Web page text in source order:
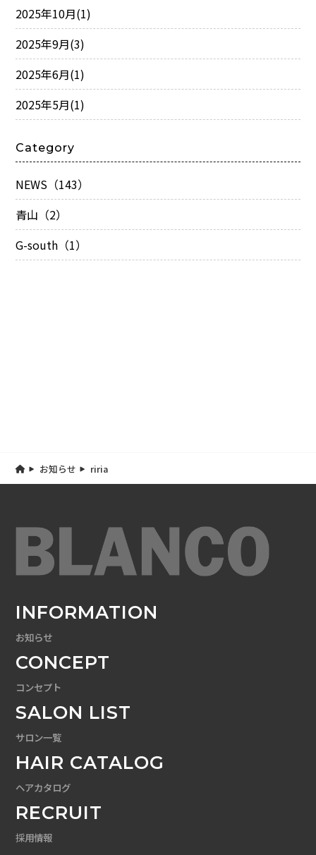
2025年10月(1)
2025年9月(3)
2025年6月(1)
2025年5月(1)
Category
NEWS（143）
青山（2）
G-south（1）
お知らせ riria
INFORMATION
お知らせ
CONCEPT
コンセプト
SALON LIST
サロン一覧
HAIR CATALOG
ヘアカタログ
RECRUIT
採用情報